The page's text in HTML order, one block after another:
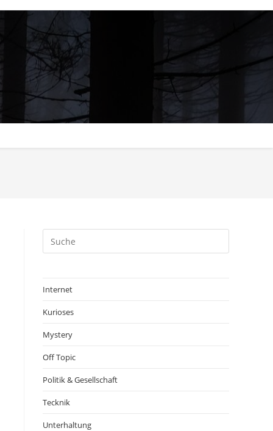
Internet
Kurioses
Mystery
Off Topic
Politik & Gesellschaft
Tecknik
Unterhaltung